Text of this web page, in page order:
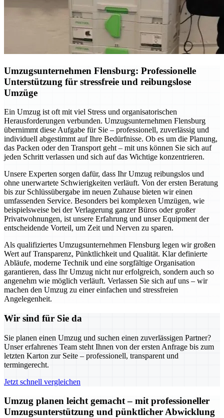
Umzugsunternehmen Flensburg: Professionelle
Unterstützung für stressfreie und reibungslose
Umzüge
Ein Umzug ist oft mit viel Stress und organisatorischen
Herausforderungen verbunden. Umzugsunternehmen Flensburg
übernimmt diese Aufgabe für Sie – professionell, zuverlässig und
individuell abgestimmt auf Ihre Bedürfnisse. Ob es um die Planung,
das Packen oder den Transport geht – mit uns können Sie sich auf
jeden Schritt verlassen und sich auf das Wichtige konzentrieren.
Unsere Experten sorgen dafür, dass Ihr Umzug reibungslos und
ohne unerwartete Schwierigkeiten verläuft. Von der ersten Beratung
bis zur Schlüssübergabe im neuen Zuhause bieten wir einen
umfassenden Service. Besonders bei komplexen Umzügen, wie
beispielsweise bei der Verlagerung ganzer Büros oder großer
Privatwohnungen, ist unsere Erfahrung und unser Equipment der
entscheidende Vorteil, um Zeit und Nerven zu sparen.
Als qualifiziertes Umzugsunternehmen Flensburg legen wir großen
Wert auf Transparenz, Pünktlichkeit und Qualität. Klar definierte
Abläufe, moderne Technik und eine sorgfältige Organisation
garantieren, dass Ihr Umzug nicht nur erfolgreich, sondern auch so
angenehm wie möglich verläuft. Verlassen Sie sich auf uns – wir
machen den Umzug zu einer einfachen und stressfreien
Angelegenheit.
Wir sind für Sie da
Sie planen einen Umzug und suchen einen zuverlässigen Partner?
Unser erfahrenes Team steht Ihnen von der ersten Anfrage bis zum
letzten Karton zur Seite – professionell, transparent und
termingerecht.
Jetzt schnell vergleichen
Umzug planen leicht gemacht – mit professioneller
Umzugsunterstützung und pünktlicher Abwicklung